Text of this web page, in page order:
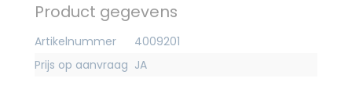
Product gegevens
Artikelnummer
4009201
Prijs op aanvraag JA